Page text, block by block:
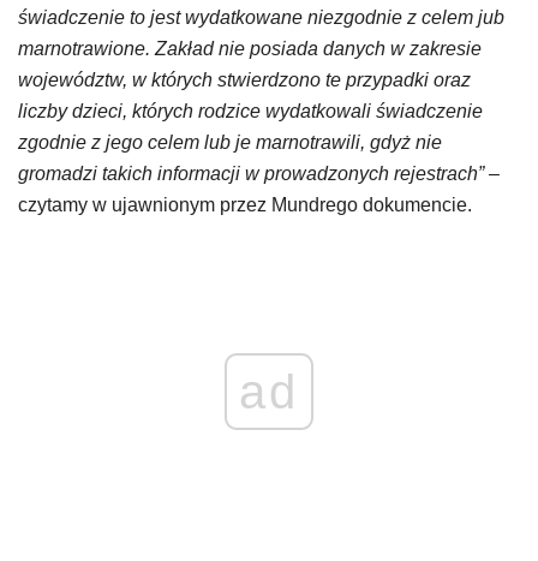
świadczenie to jest wydatkowane niezgodnie z celem jub
marnotrawione. Zakład nie posiada danych w zakresie
województw, w których stwierdzono te przypadki oraz
liczby dzieci, których rodzice wydatkowali świadczenie
zgodnie z jego celem lub je marnotrawili, gdyż nie
gromadzi takich informacji w prowadzonych rejestrach”–
czytamy w ujawnionym przez Mundrego dokumencie.
ad